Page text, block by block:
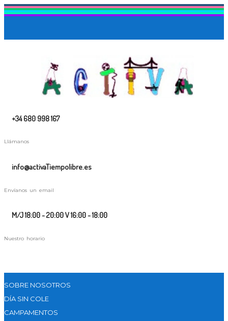
+34 680 998 167
Llámanos
info@activaTiempolibre.es
Envíanos un email
M/J 18:00 - 20:00 V 16:00 - 18:00
Nuestro horario
SOBRE NOSOTROS
DÍA SIN COLE
CAMPAMENTOS